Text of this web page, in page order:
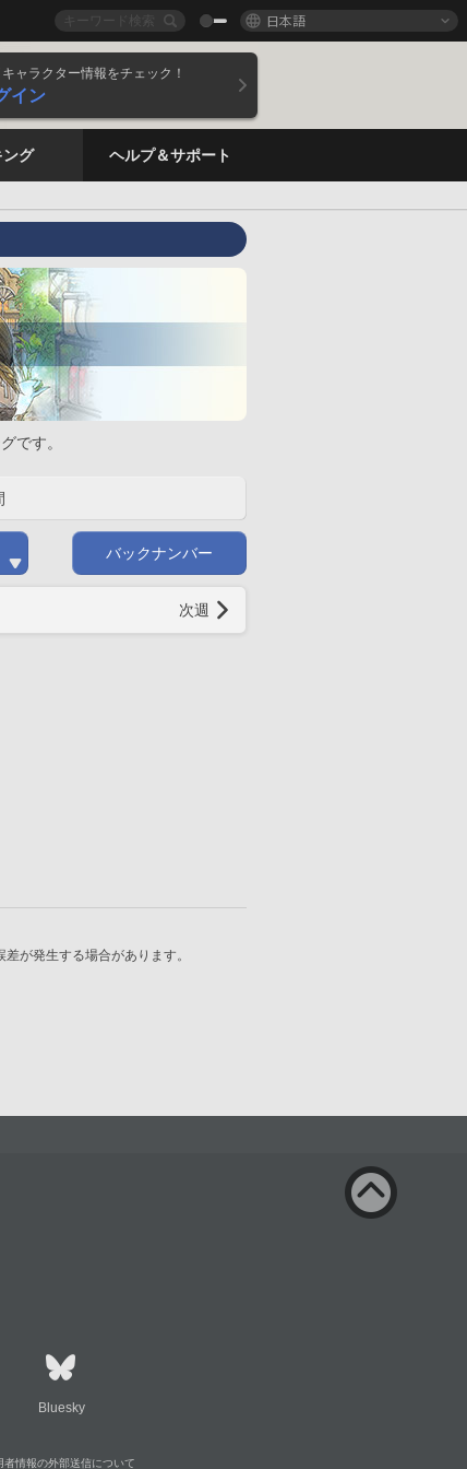
日本語
ャラクター情報をチェック！
イン
ング ヘルプ＆サポート
です。
バックナンバー
次週
が発生する場合があります。
Bluesky
者情報の外部送信について